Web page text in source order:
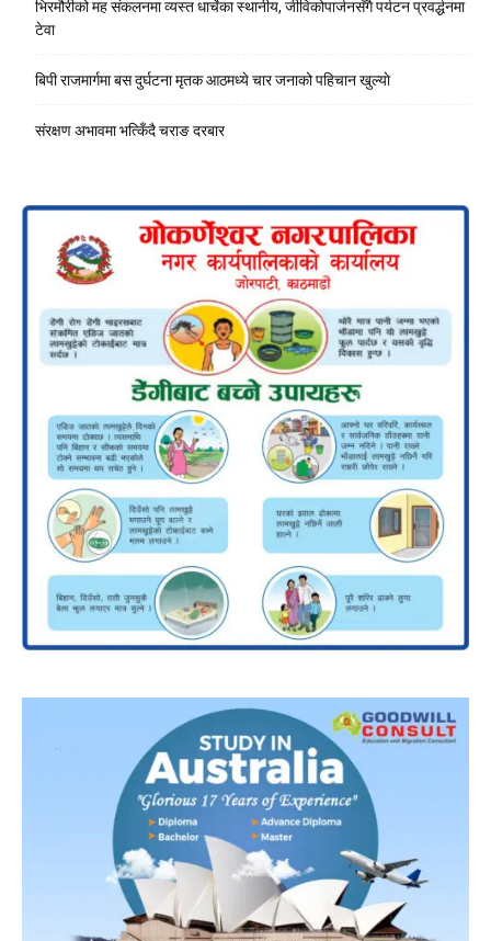
भिरमौरीको मह संकलनमा व्यस्त धार्चेका स्थानीय, जीविकोपार्जनसँगै पर्यटन प्रवर्द्धनमा
टेवा
बिपी राजमार्गमा बस दुर्घटना मृतक आठमध्ये चार जनाको पहिचान खुल्याे
संरक्षण अभावमा भत्किँदै चराङ दरबार